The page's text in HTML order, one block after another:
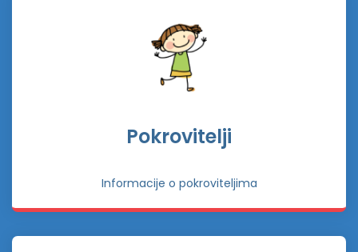
Pokrovitelji
Informacije o pokroviteljima